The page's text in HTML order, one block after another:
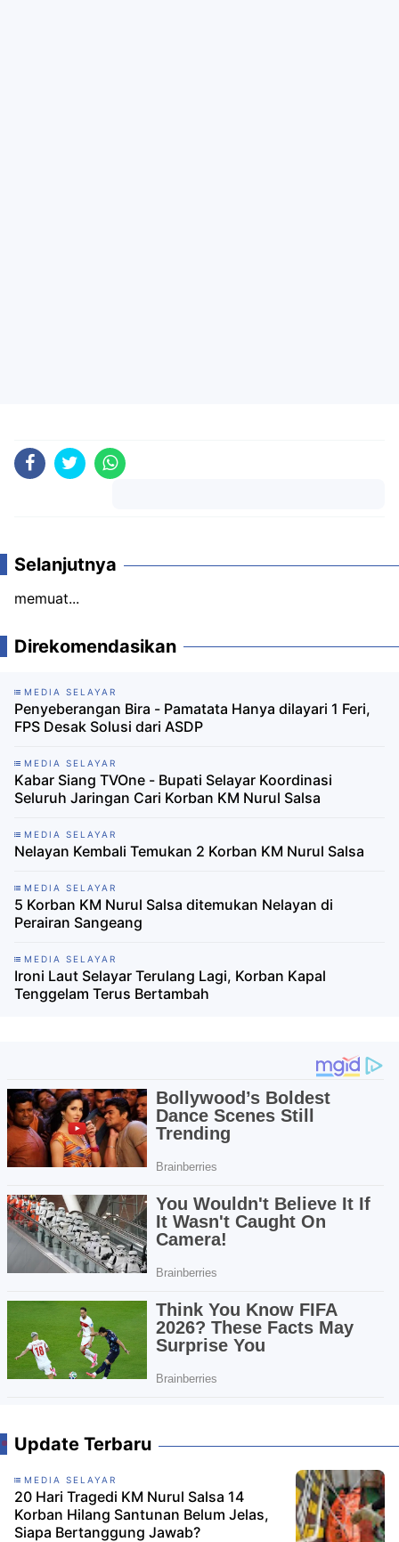
Selanjutnya
memuat...
Direkomendasikan
MEDIA SELAYAR
Penyeberangan Bira - Pamatata Hanya dilayari 1 Feri,
FPS Desak Solusi dari ASDP
MEDIA SELAYAR
Kabar Siang TVOne - Bupati Selayar Koordinasi
Seluruh Jaringan Cari Korban KM Nurul Salsa
MEDIA SELAYAR
Nelayan Kembali Temukan 2 Korban KM Nurul Salsa
MEDIA SELAYAR
5 Korban KM Nurul Salsa ditemukan Nelayan di
Perairan Sangeang
MEDIA SELAYAR
Ironi Laut Selayar Terulang Lagi, Korban Kapal
Tenggelam Terus Bertambah
Update Terbaru
MEDIA SELAYAR
20 Hari Tragedi KM Nurul Salsa 14
Korban Hilang Santunan Belum Jelas,
Siapa Bertanggung Jawab?